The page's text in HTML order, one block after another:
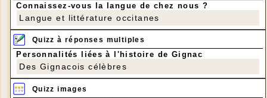
Connaissez-vous la langue de chez nous ?
Langue et littérature occitanes
Quizz à réponses multiples
Personnalités liées à l'histoire de Gignac
Des Gignacois célèbres
Quizz images